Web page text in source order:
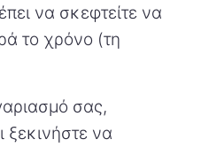
να σκεφτείτε να
το χρόνο (τη
σας,
ξεκινήστε να